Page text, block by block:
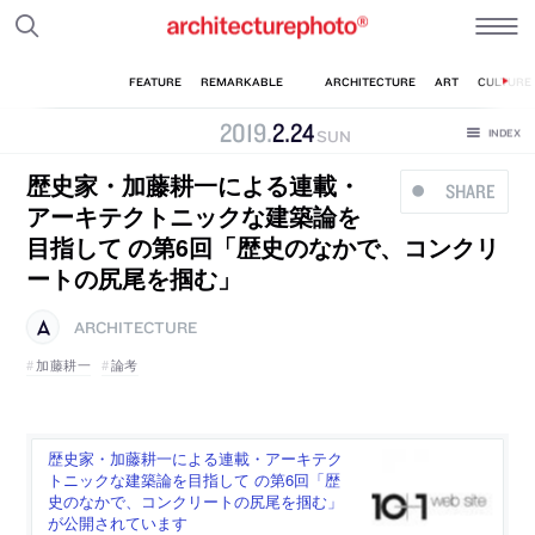
2019.2.24 SUN
SHARE
歴史家・加藤耕一による連載・
アーキテクトニックな建築論を
目指して の第6回「歴史のなかで、コンクリ
ートの尻尾を掴む」
ARCHITECTURE
加藤耕一
論考
歴史家・加藤耕一による連載・アーキテク
トニックな建築論を目指して の第6回「歴
史のなかで、コンクリートの尻尾を掴む」
が公開されています